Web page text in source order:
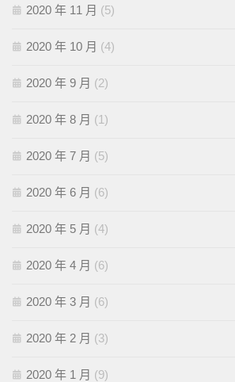
2020 年 11 月 (5)
2020 年 10 月 (4)
2020 年 9 月 (2)
2020 年 8 月 (1)
2020 年 7 月 (5)
2020 年 6 月 (6)
2020 年 5 月 (4)
2020 年 4 月 (6)
2020 年 3 月 (6)
2020 年 2 月 (3)
2020 年 1 月 (9)